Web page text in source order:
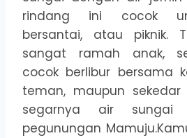
rindang ini cocok
bersantai, atau piknik.
sangat ramah anak,
cocok berlibur bersama
teman, maupun
segarnya air sungai
pegunungan